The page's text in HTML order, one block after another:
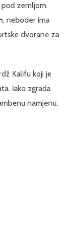
pod zemljom.
neboder ima
dvorane za
Kalifu koji je
Iako zgrada
namjenu.